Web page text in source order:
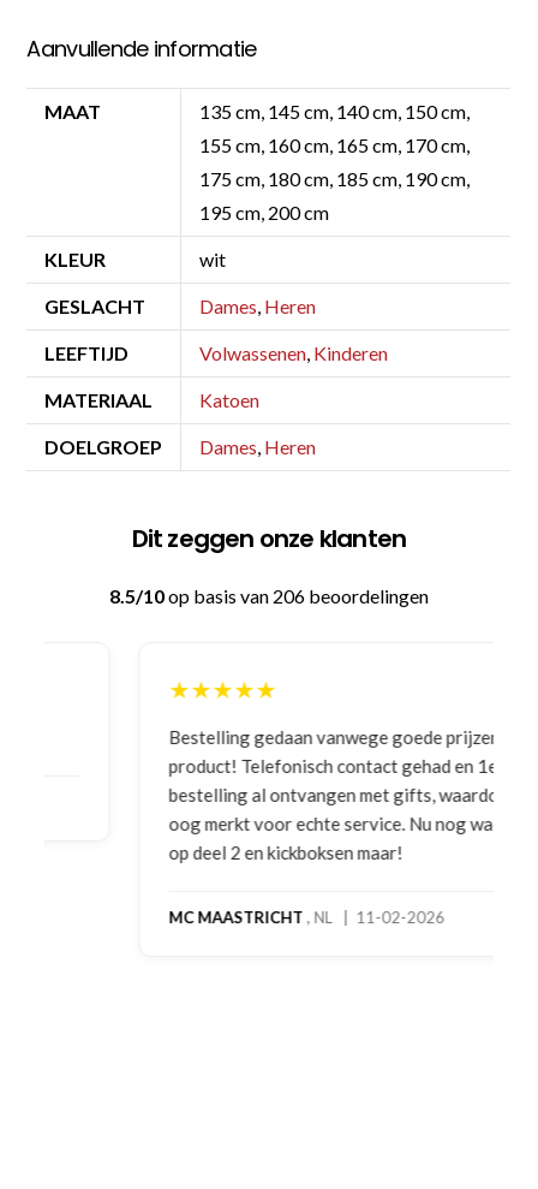
Aanvullende informatie
MAAT
135 cm, 145 cm, 140 cm, 150 cm,
155 cm, 160 cm, 165 cm, 170 cm,
175 cm, 180 cm, 185 cm, 190 cm,
195 cm, 200 cm
KLEUR wit
GESLACHT Dames, Heren
LEEFTIJD Volwassenen, Kinderen
MATERIAAL Katoen
DOELGROEP Dames, Heren
Dit zeggen onze klanten
8.5/10op basis van 206 beoordelingen
★★★★★
Bestelling gedaan vanwege goede prijzen en
product! Telefonisch contact gehad en 1e deel
bestelling al ontvangen met gifts, waardoor je
oog merkt voor echte service. Nu nog wachten
op deel 2 en kickboksen maar!
MC MAASTRICHT, NL | 11-02-2026